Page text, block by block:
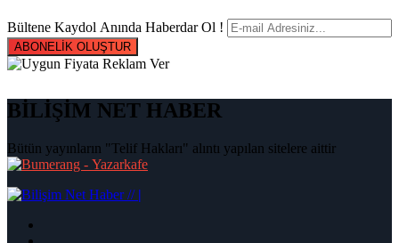
Bültene Kaydol Anında Haberdar Ol !
ABONELİK OLUŞTUR
BİLİŞİM NET HABER
Bütün yayınların "Telif Hakları" alıntı yapılan sitelere aittir
|